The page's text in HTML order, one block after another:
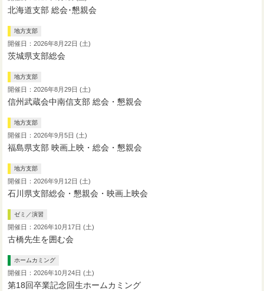
北海道支部 総会･懇親会
地方支部
開催日：2026年8月22日 (土)
茨城県支部総会
地方支部
開催日：2026年8月29日 (土)
信州武蔵会中南信支部 総会・懇親会
地方支部
開催日：2026年9月5日 (土)
福島県支部 映画上映・総会・懇親会
地方支部
開催日：2026年9月12日 (土)
石川県支部総会・懇親会・映画上映会
ゼミ／演習
開催日：2026年10月17日 (土)
古橋先生を囲む会
ホームカミング
開催日：2026年10月24日 (土)
第18回卒業記念回生ホームカミング